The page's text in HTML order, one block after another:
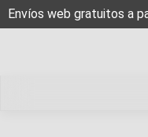
Envíos web gratuitos a